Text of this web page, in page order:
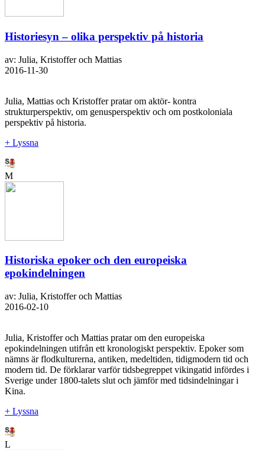
Historiesyn – olika perspektiv på historia
av: Julia, Kristoffer och Mattias
2016-11-30
Julia, Mattias och Kristoffer pratar om aktör- kontra
strukturperspektiv, om genusperspektiv och om postkoloniala
perspektiv på historia.
+ Lyssna
M
Historiska epoker och den europeiska
epokindelningen
av: Julia, Kristoffer och Mattias
2016-02-10
Julia, Kristoffer och Mattias pratar om den europeiska
epokindelningen utifrån ett kronologiskt perspektiv. Epoker som
nämns är flodkulturerna, antiken, medeltiden, tidigmodern tid och
modern tid. De förklarar varför tidsbegreppet vikingatid infördes i
Sverige under 1800-talets slut och jämför med tidsindelningar i
Kina.
+ Lyssna
L